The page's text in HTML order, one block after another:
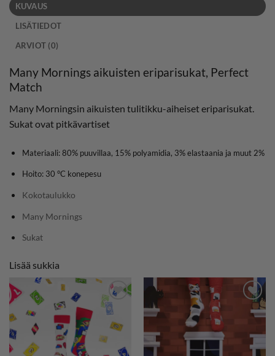
KUVAUS
LISÄTIEDOT
ARVIOT (0)
Many Mornings aikuisten eriparisukat, Perfect
Match
Many Morningsin aikuisten tulitikku-aiheiset eriparisukat.
Sukat ovat pitkävartiset
Materiaali: 80% puuvillaa, 15% polyamidia, 3% elastaania ja muut 2%
Hoito: 30 °C konepesu
Kokotaulukko
Many Mornings
Sukat
Lisää sukkia
LISÄÄ
SUOSIKKEIHIN
LISÄÄ
SUOSIKKEIHIN